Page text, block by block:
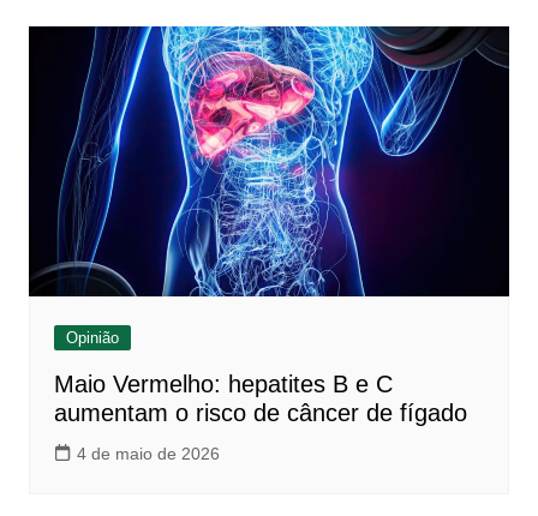
Opinião
Maio Vermelho: hepatites B e C
aumentam o risco de câncer de fígado
4 de maio de 2026